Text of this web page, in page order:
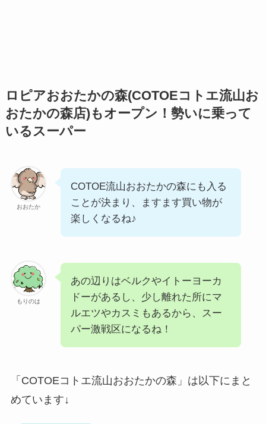
ロピアおおたかの森(COTOEコトエ流山お
おたかの森店)もオープン！勢いに乗って
いるスーパー
おおたか
COTOE流山おおたかの森にも入る
ことが決まり、ますます買い物が
楽しくなるね♪
もりのは
あの辺りはベルクやイトーヨーカ
ドーがあるし、少し離れた所にマ
ルエツやカスミもあるから、スー
パー激戦区になるね！
「COTOEコトエ流山おおたかの森」は以下にまと
めています↓